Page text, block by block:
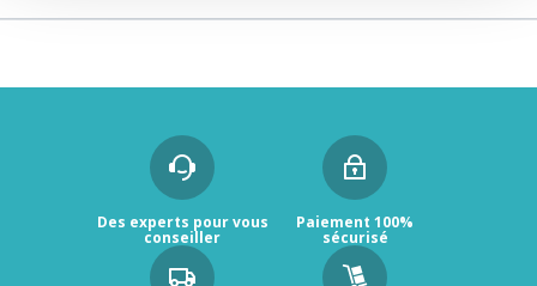
Des experts pour vous
conseiller
Paiement 100%
sécurisé